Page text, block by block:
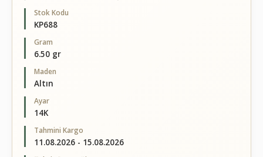
Stok Kodu
KP688
Gram
6.50 gr
Maden
Altın
Ayar
14K
Tahmini Kargo
11.08.2026 - 15.08.2026